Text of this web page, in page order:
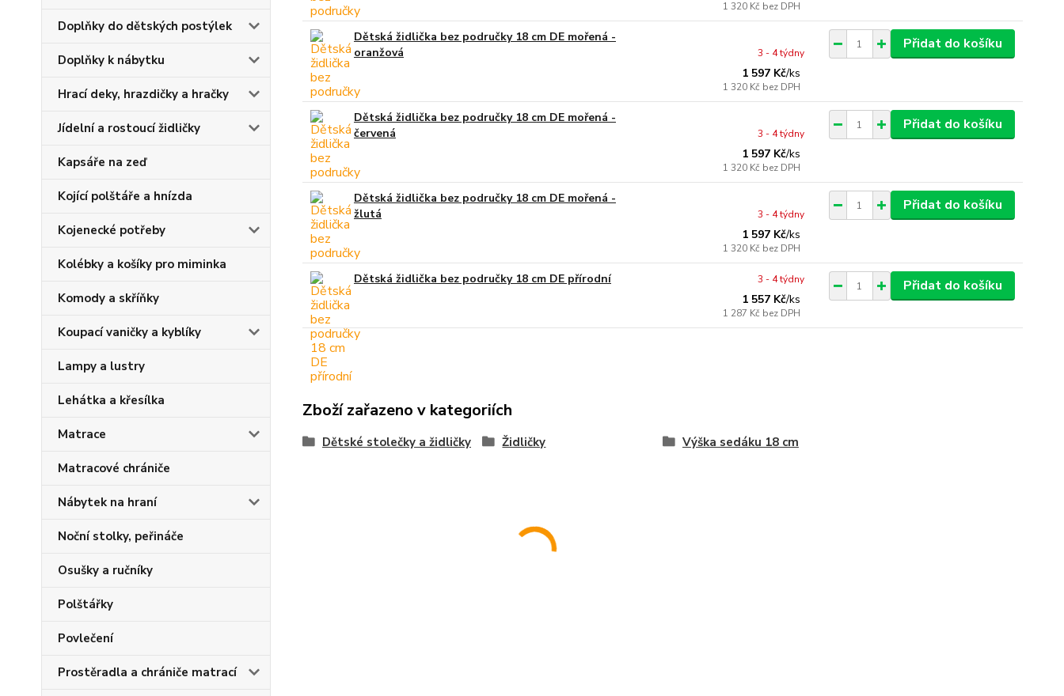
Doplňky do dětských postýlek
Doplňky k nábytku
Hrací deky, hrazdičky a hračky
Jídelní a rostoucí židličky
Kapsáře na zeď
Kojící polštáře a hnízda
Kojenecké potřeby
Kolébky a košíky pro miminka
Komody a skříňky
Koupací vaničky a kyblíky
Lampy a lustry
Lehátka a křesílka
Matrace
Matracové chrániče
Nábytek na hraní
Noční stolky, peřináče
Osušky a ručníky
Polštářky
Povlečení
Prostěradla a chrániče matrací
1 320 Kč bez DPH
Dětská židlička bez područky 18 cm DE mořená -
oranžová
1 597 Kč/ks
1 320 Kč bez DPH
3 - 4 týdny
Přidat do košíku
Dětská židlička bez područky 18 cm DE mořená -
červená
1 597 Kč/ks
1 320 Kč bez DPH
3 - 4 týdny
Přidat do košíku
Dětská židlička bez područky 18 cm DE mořená -
žlutá
1 597 Kč/ks
1 320 Kč bez DPH
3 - 4 týdny
Přidat do košíku
Dětská židlička bez područky 18 cm DE přírodní
1 557 Kč/ks
1 287 Kč bez DPH
3 - 4 týdny Přidat do košíku
Zboží zařazeno v kategoriích
Dětské stolečky a židličky Židličky Výška sedáku 18 cm